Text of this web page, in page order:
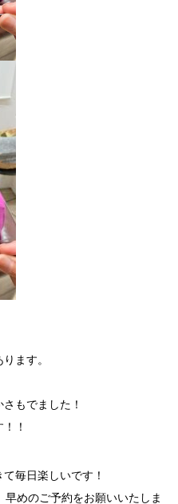
ます。
もでました！
！
毎日楽しいです！
めのご予約をお願いいたしま